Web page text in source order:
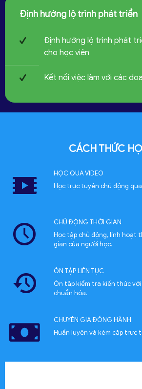
Định hướng lộ trình phát triển
Định hướng lộ trình phát
cho học viên
Kết nối việc làm với các
CÁCH THỨC
HỌC QUA VIDEO
Học trực tuyến chủ động
CHỦ ĐỘNG THỜI GIAN
Học tập chủ động, linh hoạt
gian của người học.
ÔN TẬP LIÊN TỤC
Ôn tập kiểm tra kiến thức
chuẩn hóa.
CHUYÊN GIA ĐỒNG HÀNH
Huấn luyện và kèm cặp trực